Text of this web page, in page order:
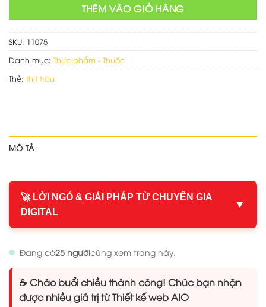
THÊM VÀO GIỎ HÀNG
SKU: 11075
Danh mục: Thực phẩm - Thuốc
Thẻ: thịt trâu
MÔ TẢ
🚀 LỜI NGỎ & GIẢI PHÁP TỪ CHUYÊN GIA
DIGITAL
▼
Đang có25 ngườicùng xem trang này.
☕ Chào buổi chiều thành công! Chúc bạn nhận
được nhiều giá trị từ Thiết kế web AIO